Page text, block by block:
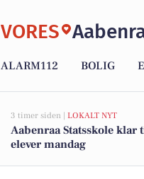
VORES
ALARM112 BOLIG
3 timer siden | LOKALT NYT
Aabenraa Statsskole klar
elever mandag